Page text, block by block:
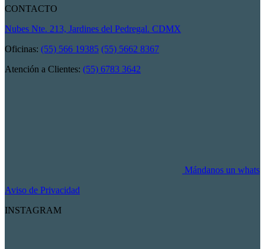
CONTACTO
Nubes Nte. 213, Jardines del Pedregal. CDMX
Oficinas: (55) 566 19385 (55) 5662 8367
Atención a Clientes: (55) 6783 3642
Mándanos un whats
Aviso de Privacidad
INSTAGRAM